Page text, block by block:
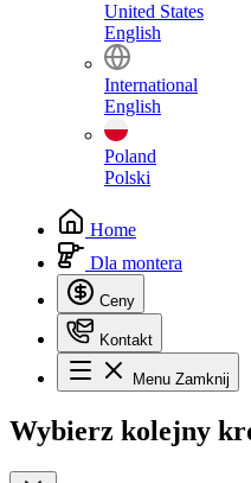
United States
English
International
English
Poland
Polski
Home
Dla montera
Ceny
Kontakt
Menu Zamknij
Wybierz kolejny